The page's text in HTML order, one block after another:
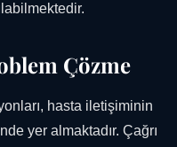
Çözme
hasta iletişiminin
yer almaktadır. Çağrı